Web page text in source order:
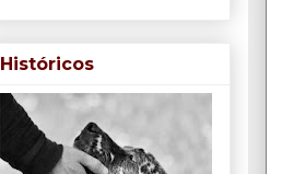
Históricos